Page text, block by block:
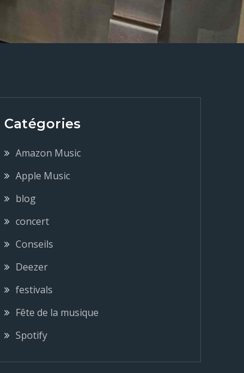
Catégories
Amazon Music
Apple Music
blog
concert
Conseils
Deezer
festivals
Fête de la musique
Spotify